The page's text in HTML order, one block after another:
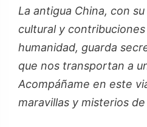
La antigua China, con
cultural y
humanidad, guarda
que nos transportan a
Acompáñame en este
maravillas y misterios